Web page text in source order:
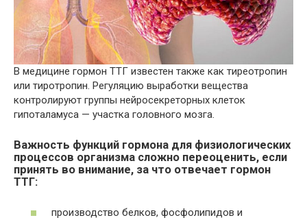
В медицине гормон ТТГ известен также как тиреотропин
или тиротропин. Регуляцию выработки вещества
контролируют группы нейросекреторных клеток
гипоталамуса — участка головного мозга.
Важность функций гормона для физиологических
процессов организма сложно переоценить, если
принять во внимание, за что отвечает гормон
ТТГ:
производство белков, фосфолипидов и